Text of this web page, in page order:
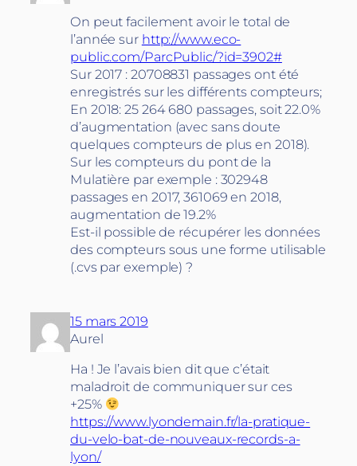
On peut facilement avoir le total de
l’année sur http://www.eco-
public.com/ParcPublic/?id=3902#
Sur 2017 : 20708831 passages ont été
enregistrés sur les différents compteurs;
En 2018: 25 264 680 passages, soit 22.0%
d’augmentation (avec sans doute
quelques compteurs de plus en 2018).
Sur les compteurs du pont de la
Mulatière par exemple : 302948
passages en 2017, 361069 en 2018,
augmentation de 19.2%
Est-il possible de récupérer les données
des compteurs sous une forme utilisable
(.cvs par exemple) ?
15 mars 2019
Aurel
Ha ! Je l’avais bien dit que c’était
maladroit de communiquer sur ces
+25%
https://www.lyondemain.fr/la-pratique-
du-velo-bat-de-nouveaux-records-a-
lyon/